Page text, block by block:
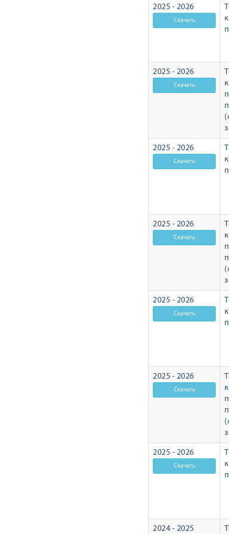
2025 - 2026
2025 - 2026
2025 - 2026
2025 - 2026
2025 - 2026
2025 - 2026
2025 - 2026
2024 - 2025